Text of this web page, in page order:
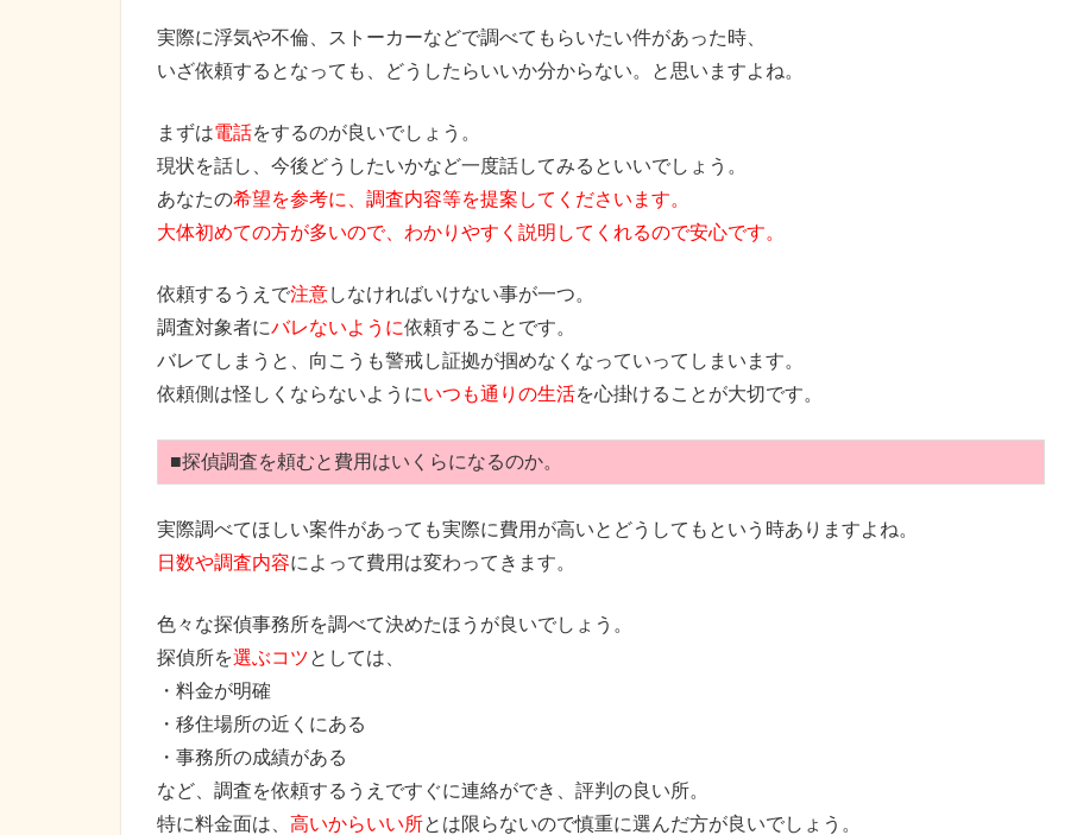
実際に浮気や不倫、ストーカーなどで調べてもらいたい件があった時、
いざ依頼するとなっても、どうしたらいいか分からない。と思いますよね。
まずは電話をするのが良いでしょう。
現状を話し、今後どうしたいかなど一度話してみるといいでしょう。
あなたの希望を参考に、調査内容等を提案してくださいます。
大体初めての方が多いので、わかりやすく説明してくれるので安心です。
依頼するうえで注意しなければいけない事が一つ。
調査対象者にバレないように依頼することです。
バレてしまうと、向こうも警戒し証拠が掴めなくなっていってしまいます。
依頼側は怪しくならないようにいつも通りの生活を心掛けることが大切です。
■探偵調査を頼むと費用はいくらになるのか。
実際調べてほしい案件があっても実際に費用が高いとどうしてもという時ありますよね。
日数や調査内容によって費用は変わってきます。
色々な探偵事務所を調べて決めたほうが良いでしょう。
探偵所を選ぶコツとしては、
・料金が明確
・移住場所の近くにある
・事務所の成績がある
など、調査を依頼するうえですぐに連絡ができ、評判の良い所。
特に料金面は、 高いからいい所とは限らないので慎重に選んだ方が良いでしょう。